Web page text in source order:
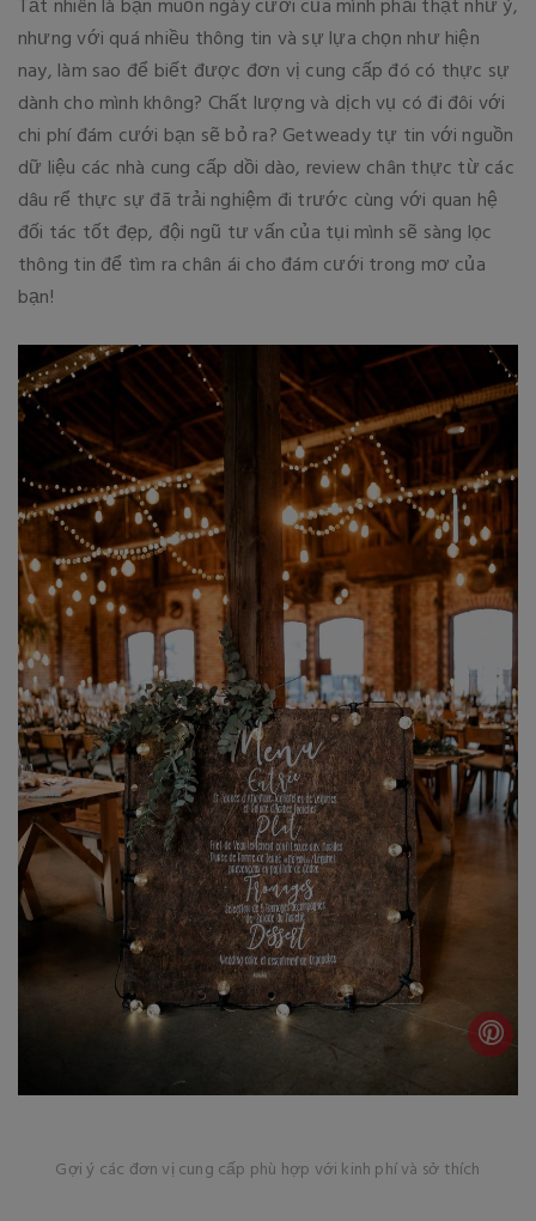
Tất nhiên là bạn muốn ngày cưới của mình phải thật như ý,
nhưng với quá nhiều thông tin và sự lựa chọn như hiện
nay, làm sao để biết được đơn vị cung cấp đó có thực sự
dành cho mình không? Chất lượng và dịch vụ có đi đôi với
chi phí đám cưới bạn sẽ bỏ ra? Getweady tự tin với nguồn
dữ liệu các nhà cung cấp dồi dào, review chân thực từ các
dâu rể thực sự đã trải nghiệm đi trước cùng với quan hệ
đối tác tốt đẹp, đội ngũ tư vấn của tụi mình sẽ sàng lọc
thông tin để tìm ra chân ái cho đám cưới trong mơ của
bạn!
Gợi ý các đơn vị cung cấp phù hợp với kinh phí và sở thích